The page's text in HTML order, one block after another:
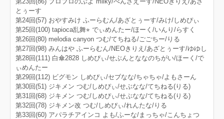
とぅーす
第24回(57) おやすみけ ふーらむん/あざとぅーす/みけ/しめぴぃ
第25回(100) tapioca乱舞⭐︎ でぃめんたー/ほーく/いんり/らすく
第26回(80) melodia canyon つむ/てちねる/ごごちー/りる
第27回(98) みんはや ふーらむん/NEOきりえ/あざとぅーす/ゆゆし
第28回(111) 白傘2828 しめぴぃ/せぶんとななのちがい/ほーく/で
ぃめんたー
第29回(112) ビグモン しめぴぃ/セブなな/ちゃちゃ/よもさーん
第30回(51) ジキメン つむ/しめぴぃ/せぶなな/てちねる(りる)
第31回(68) ジキメン つむ/しめぴぃ/せぶなな/てちねる(りる)
第32回(78) ジキメン改 つむ/しめぴぃ/れんたな/りる
第33回(60) アパラチアインコ よも/ふーな/まっちゃ/こんちょつ